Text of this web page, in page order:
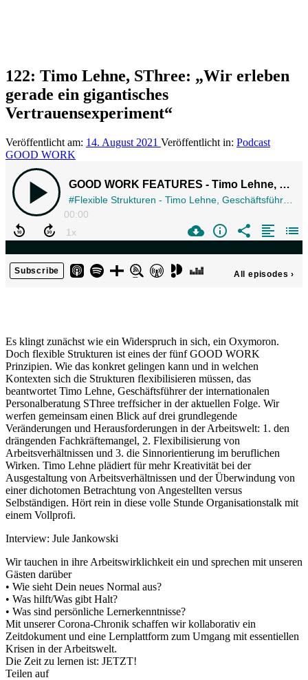
122: Timo Lehne, SThree: „Wir erleben
gerade ein gigantisches
Vertrauensexperiment“
Veröffentlicht am: 14. August 2021 Veröffentlicht in: Podcast
GOOD WORK
Es klingt zunächst wie ein Widerspruch in sich, ein Oxymoron.
Doch flexible Strukturen ist eines der fünf GOOD WORK
Prinzipien. Wie das konkret gelingen kann und in welchen
Kontexten sich die Strukturen flexibilisieren müssen, das
beantwortet Timo Lehne, Geschäftsführer der internationalen
Personalberatung SThree treffsicher in der aktuellen Folge. Wir
werfen gemeinsam einen Blick auf drei grundlegende
Veränderungen und Herausforderungen in der Arbeitswelt: 1. den
drängenden Fachkräftemangel, 2. Flexibilisierung von
Arbeitsverhältnissen und 3. die Sinnorientierung im beruflichen
Wirken. Timo Lehne plädiert für mehr Kreativität bei der
Ausgestaltung von Arbeitsverhältnissen und der Überwindung von
einer dichotomen Betrachtung von Angestellten versus
Selbständigen. Hört rein in diese volle Stunde Organisationstalk mit
einem Vollprofi.
Interview: Jule Jankowski
Wir tauchen in ihre Arbeitswirklichkeit ein und sprechen mit unseren
Gästen darüber
• Wie sieht Dein neues Normal aus?
• Was hilft/Was gibt Halt?
• Was sind persönliche Lernerkenntnisse?
Mit unserer Corona-Chronik schaffen wir kollaborativ ein
Zeitdokument und eine Lernplattform zum Umgang mit essentiellen
Krisen in der Arbeitswelt.
Die Zeit zu lernen ist: JETZT!
Teilen auf